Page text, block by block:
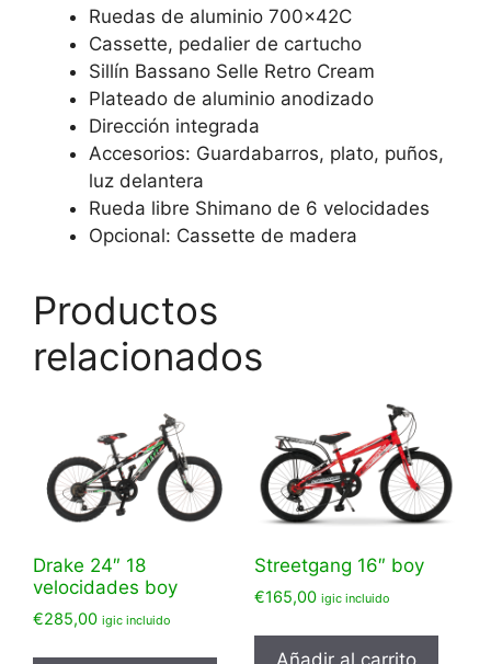
Ruedas de aluminio 700x42C
Cassette, pedalier de cartucho
Sillín Bassano Selle Retro Cream
Plateado de aluminio anodizado
Dirección integrada
Accesorios: Guardabarros, plato, puños,
luz delantera
Rueda libre Shimano de 6 velocidades
Opcional: Cassette de madera
Productos
relacionados
Drake 24″ 18
velocidades boy
€285,00 igic incluido
Streetgang 16″ boy
€165,00 igic incluido